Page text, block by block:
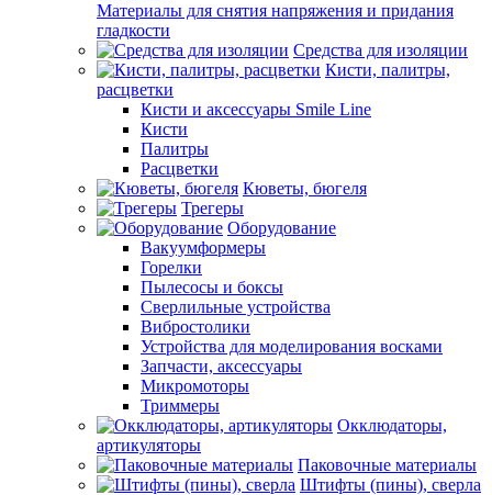
Материалы для снятия напряжения и придания
гладкости
Средства для изоляции
Кисти, палитры,
расцветки
Кисти и аксессуары Smile Line
Кисти
Палитры
Расцветки
Кюветы, бюгеля
Трегеры
Оборудование
Вакуумформеры
Горелки
Пылесосы и боксы
Сверлильные устройства
Вибростолики
Устройства для моделирования восками
Запчасти, аксессуары
Микромоторы
Триммеры
Окклюдаторы,
артикуляторы
Паковочные материалы
Штифты (пины), сверла